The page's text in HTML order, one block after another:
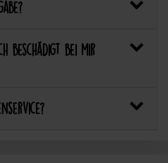
beschädigt bei mir